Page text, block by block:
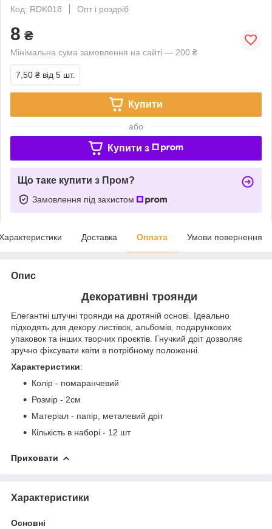
Код: RDK018
Опт і роздріб
8 ₴
Мінімальна сума замовлення на сайті — 200 ₴
7,50 ₴ від 5 шт.
Купити
або
Купити з
Що таке купити з Пром?
Замовлення під захистом
Доставка Оплата Умови повернення
Опис
Декоративні троянди
Елегантні штучні троянди на дротяній основі. Ідеально
підходять для декору листівок, альбомів, подарункових
упаковок та інших творчих проєктів. Гнучкий дріт дозволяє
зручно фіксувати квіти в потрібному положенні.
Характеристики:
Колір - помаранчевий
Розмір - 2см
Матеріал - папір, металевий дріт
Кількість в наборі - 12 шт
Приховати
Характеристики
Основні